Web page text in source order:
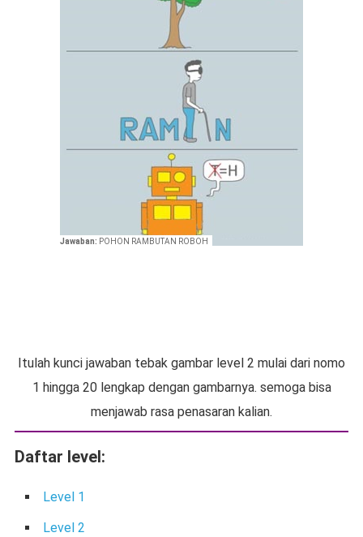
Jawaban: POHON RAMBUTAN ROBOH
Itulah kunci jawaban tebak gambar level 2 mulai dari nomo
1 hingga 20 lengkap dengan gambarnya. semoga bisa
menjawab rasa penasaran kalian.
Daftar level:
Level 1
Level 2